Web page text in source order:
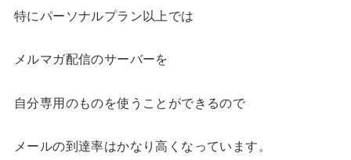
特にパーソナルプラン以上では
メルマガ配信のサーバーを
自分専用のものを使うことができるので
メールの到達率はかなり高くなっています。